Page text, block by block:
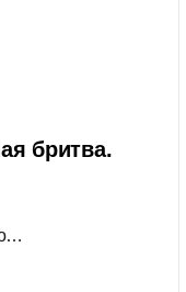
бритва.